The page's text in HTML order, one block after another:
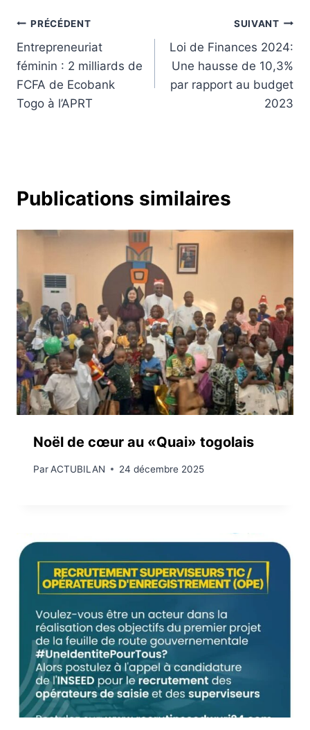
Navigation
de
l’article
PRÉCÉDENT
Entrepreneuriat
féminin : 2 milliards de
FCFA de Ecobank
Togo à l’APRT
SUIVANT
Loi de Finances 2024:
Une hausse de 10,3%
par rapport au budget
2023
Publications similaires
Noël de cœur au «Quai» togolais
ParACTUBILAN 24 décembre 2025